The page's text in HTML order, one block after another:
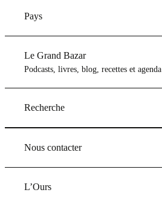
Pays
Le Grand Bazar
Podcasts, livres, blog, recettes et agenda
Recherche
Nous contacter
L’Ours